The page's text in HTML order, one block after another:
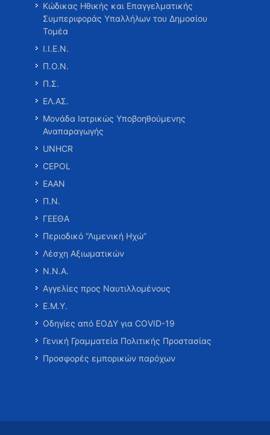
Κώδικας Ηθικής και Επαγγελματικής
Συμπεριφοράς Υπαλλήλων του Δημοσίου
Τομέα
Ι.Ι.Ε.Ν.
Π.Ο.Ν.
Π.Σ.
ΕΛ.ΑΣ.
Μονάδα Ιατρικώς Υποβοηθούμενης
Αναπαραγωγής
UNHCR
CEPOL
ΕΑΑΝ
Π.Ν.
ΓΕΕΘΑ
Περιοδικό “Λιμενική Ηχώ”
Λέσχη Αξιωματικών
Ν.Ν.Α.
Αγγελίες προς Ναυτιλλομένους
Ε.Μ.Υ.
Οδηγίες από ΕΟΔΥ για COVID-19
Γενική Γραμματεία Πολιτικής Προστασίας
Προσφορές εμπορικών παρόχων